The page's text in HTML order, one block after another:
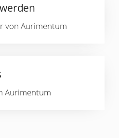
von Aurimentum
Aurimentum